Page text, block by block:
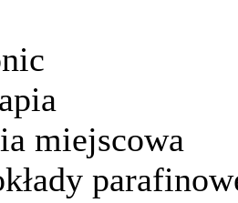
miejscowa